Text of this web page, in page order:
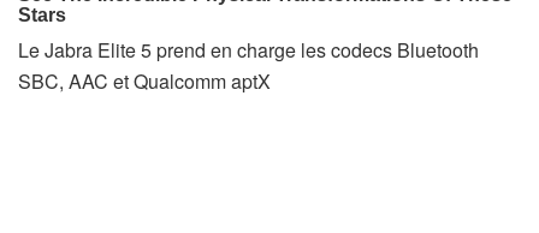
Le Jabra Elite 5 prend en charge les codecs Bluetooth
SBC, AAC et Qualcomm aptX